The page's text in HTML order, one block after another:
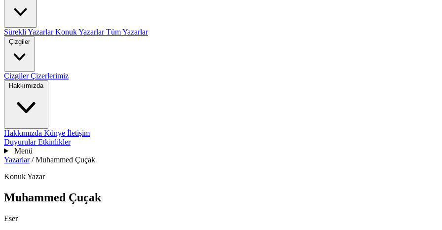
Sürekli YazarlarKonuk YazarlarTüm Yazarlar
Çizgiler
ÇizgilerÇizerlerimiz
Hakkımızda
Hakkımızda Künye İletişim
DuyurularEtkinlikler
Menü
Yazarlar / Muhammed Çuçak
Konuk Yazar
Muhammed Çuçak
Eser